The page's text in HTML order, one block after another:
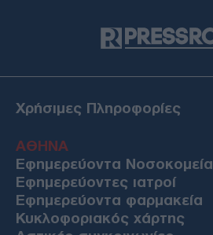
Χρήσιμες Πληροφορίες
ΑΘΗΝΑ
Εφημερεύοντα Νοσοκομεία
Εφημερεύοντες ιατροί
Εφημερεύοντα φαρμακεία
Κυκλοφοριακός χάρτης